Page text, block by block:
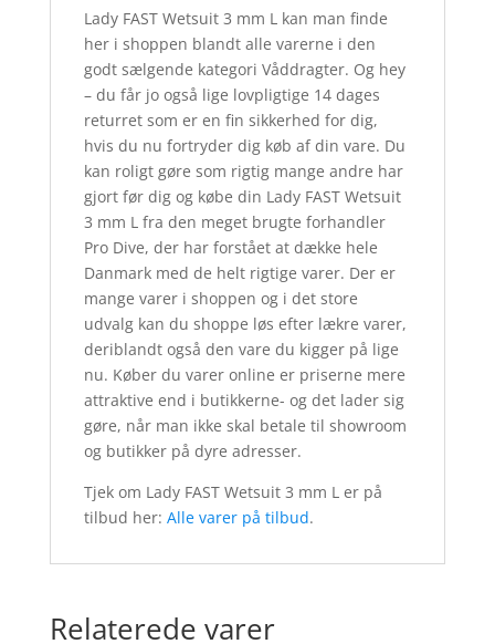
Lady FAST Wetsuit 3 mm L kan man finde
her i shoppen blandt alle varerne i den
godt sælgende kategori Våddragter. Og hey
– du får jo også lige lovpligtige 14 dages
returret som er en fin sikkerhed for dig,
hvis du nu fortryder dig køb af din vare. Du
kan roligt gøre som rigtig mange andre har
gjort før dig og købe din Lady FAST Wetsuit
3 mm L fra den meget brugte forhandler
Pro Dive, der har forstået at dække hele
Danmark med de helt rigtige varer. Der er
mange varer i shoppen og i det store
udvalg kan du shoppe løs efter lækre varer,
deriblandt også den vare du kigger på lige
nu. Køber du varer online er priserne mere
attraktive end i butikkerne- og det lader sig
gøre, når man ikke skal betale til showroom
og butikker på dyre adresser.
Tjek om Lady FAST Wetsuit 3 mm L er på
tilbud her: Alle varer på tilbud.
Relaterede varer